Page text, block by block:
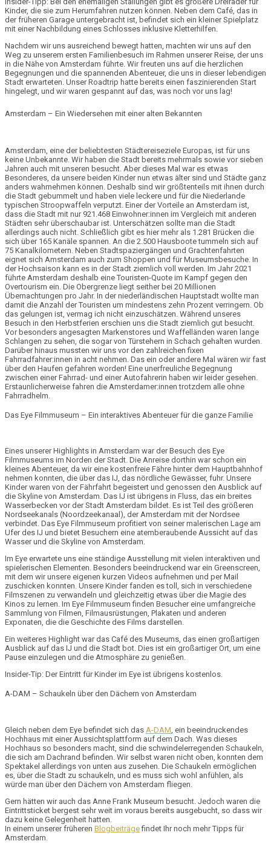
Kinder, die sie zum Herumfahren nutzen können. Neben dem Café, das in
der früheren Garage untergebracht ist, befindet sich ein kleiner Spielplatz
mit einer Nachbildung eines Schlosses inklusive Kletterhilfen.
Nachdem wir uns ausreichend bewegt hatten, machten wir uns auf den
Weg zu unserem ersten Familienbesuch im Rahmen unserer Reise, der uns
in die Nähe von Amsterdam führte. Wir freuten uns auf die herzlichen
Begegnungen und die spannenden Abenteuer, die uns in dieser lebendigen
Stadt erwarteten. Unser Roadtrip hatte bereits einen faszinierenden Start
hingelegt, und wir waren gespannt auf das, was noch vor uns lag!
Amsterdam – Ein Wiedersehen mit einer alten Bekannten
Amsterdam, eine der beliebtesten Städtereiseziele Europas, ist für uns
keine Unbekannte. Wir haben die Stadt bereits mehrmals sowie vor sieben
Jahren auch mit unseren besucht. Aber dieses Mal war es etwas
Besonderes, da unsere beiden Kinder nun etwas älter sind und Städte ganz
anders wahrnehmen können. Deshalb sind wir größtenteils mit ihnen durch
die Stadt gebummelt und haben viele leckere und für die Niederlande
typischen Stroopwaffeln verputzt. Einer der Vorteile an Amsterdam ist,
dass die Stadt mit nur 921.468 Einwohner:innen im Vergleich mit anderen
Städten sehr überschaubar ist. Unterschätzen sollte man die Stadt
allerdings auch nicht. Schließlich gibt es hier mehr als 1.281 Brücken die
sich über 165 Kanäle spannen. An die 2.500 Hausbootetummeln sich auf
75 Kanalkilometern . Neben Stadtspaziergängen und Grachtenfahrten
eignet sich Amsterdam auch zum Shoppen und fürMuseumsbesuche . In
der Hochsaison kann es in der Stadt ziemlich voll werden. Im Jahr 2021
führte Amsterdam deshalb eineTouristen-Quote im Kampf gegen den
Overtourism ein. Die Obergrenze liegt seither bei 20 Millionen
Übernachtungen pro Jahr. In der niederländischen Hauptstadt wollte man
damit die Anzahl der Touristen um mindestens zehn Prozent verringern. Ob
das gelungen ist, vermag ich nicht einzuschätzen. Während unseres
Besuch in den Herbstferien erschien uns die Stadt ziemlich gut besucht.
Vor besonders angesagten Markenstores und Waffelländen waren lange
Schlangen zu sehen, die sogar von Türstehern in Schach gehalten wurden.
Darüber hinaus mussten wir uns vor den zahlreichen fixen
Fahrradfahrer:innen in acht nehmen. Das ein oder andere Mal wären wir fast
über den Haufen gefahren worden! Eine unerfreuliche Begegnung
zwischen einer Fahrrad- und einer Autofahrerin haben wir leider gesehen.
Erstaunlicherweise fahren die Amsterdamer:innen trotzdem alle ohne
Fahrradhelm.
Das Eye Filmmuseum – Ein interaktives Abenteuer für die ganze Familie
Eines unserer Highlights in Amsterdam war der Besuch des Eye
Filmmuseums im Norden der Stadt. Die Anreise dorthin war schon ein
kleines Abenteuer, da wir eine kostenfreie Fähre hinter dem Hauptbahnhof
nehmen konnten, die über das IJ, das nördliche Gewässer, fuhr. Unsere
Kinder waren von der Fährfahrt begeistert und genossen den Ausblick auf
die Skyline von Amsterdam. Das IJ ist übrigens in Fluss, das ein breites
Wasserbecken vor der Stadt Amsterdam bildet. Es ist Teil des größeren
Nordseekanals (Noordzeekanaal), der Amsterdam mit der Nordsee
verbindet. Das Eye Filmmuseum profitiert von seinermalerischen Lage am
Uferdes IJ und bietet Besuchern eine atemberaubende Aussicht auf das
Wasser und die Skyline von Amsterdam.
Im Eye erwartete uns eine ständige Ausstellung mit vielen interaktiven und
spielerischen Elementen. Besonders beeindruckend war ein Greenscreen,
mit dem wir unsere eigenen kurzen Videos aufnehmen und per Mail
zuschicken konnten. Unsere Kinder fanden es toll, sich in verschiedene
Filmszenen zu verwandeln und gleichzeitig etwas über die Magie des
Kinos zu lernen. Im Eye Filmmuseum finden Besucher eine umfangreiche
Sammlung von Filmen, Filmausrüstungen, Plakaten und anderen
Exponaten, die die Geschichte des Films darstellen.
Ein weiteres Highlight war das Café des Museums, das einen großartigen
Ausblick auf das IJ und die Stadt bot. Dies ist ein großartiger Ort, um eine
Pause einzulegen und die Atmosphäre zu genießen.
Insider-Tip: Der Eintritt für Kinder im Eye ist übrigens kostenlos.
A-DAM – Schaukeln über den Dächern von Amsterdam
Gleich neben dem Eye befindet sich das A-DAM , ein beeindruckendes
Hochhaus mit einer Aussichtsplattform auf dem Dach. Was dieses
Hochhaus so besonders macht, sind die schwindelerregenden Schaukeln
die sich am Dachrand befinden. Wir selbst waren nicht oben, konnten dem
Spektakel allerdings von unten aus zusehen. Die Schaukeln ermöglichen
es, über die Stadt zu schaukeln, und es muss sich wohl anfühlen, als
würde man über den Dächern von Amsterdam fliegen.
Gern hätten wir auch das Anne Frank Museum besucht. Jedoch waren die
Eintrittsticket bergest sehr weit im voraus bereits ausgebucht, so dass wir
dazu keine Gelegenheit hatten.
In einem unserer früheren Blogbeiträgefindet Ihr noch mehr Tipps für
Amsterdam.